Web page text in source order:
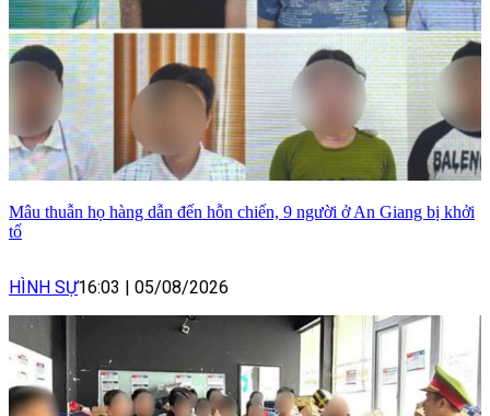
Mâu thuẫn họ hàng dẫn đến hỗn chiến, 9 người ở An Giang bị khởi
tố
HÌNH SỰ16:03 05/08/2026